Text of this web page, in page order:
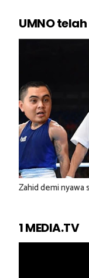
UMNO
Zahid demi nyawa
1 MEDIA.TV